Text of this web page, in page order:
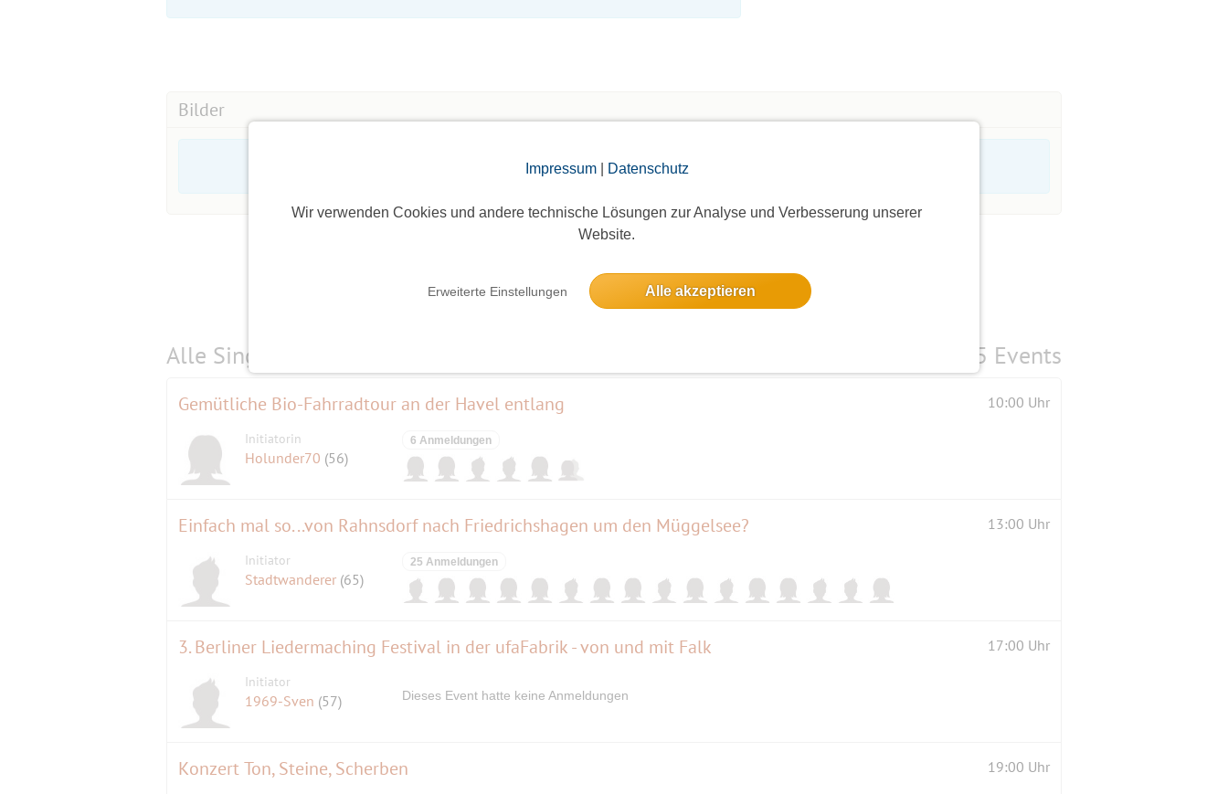
Impressum| Datenschutz
Wir verwenden Cookies und andere technische Lösungen zur Analyse und Verbesserung unserer
Website.
Erweiterte Einstellungen Alle akzeptieren
Bilder
Die Bildergalerien sind nur für eingeloggte Mitglieder sichtbar.
Alle Single-Events am 5 Events
Gemütliche Bio-Fahrradtour an der Havel entlang 10:00 Uhr
Initiatorin
Holunder70 (56)
6 Anmeldungen
Einfach mal so...von Rahnsdorf nach Friedrichshagen um den Müggelsee? 13:00 Uhr
Initiator
Stadtwanderer (65)
25 Anmeldungen
3. Berliner Liedermaching Festival in der ufaFabrik - von und mit Falk 17:00 Uhr
Initiator
1969-Sven (57) Dieses Event hatte keine Anmeldungen
Konzert Ton, Steine, Scherben 19:00 Uhr